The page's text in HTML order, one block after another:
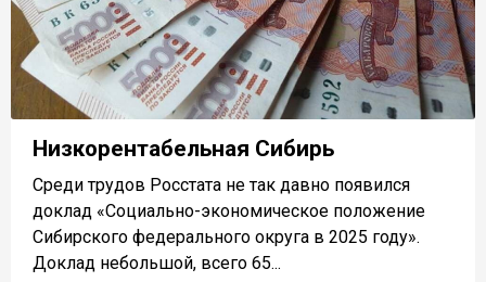
Низкорентабельная Сибирь
Среди трудов Росстата не так давно появился
доклад «Социально-экономическое положение
Сибирского федерального округа в 2025 году».
Доклад небольшой, всего 65...